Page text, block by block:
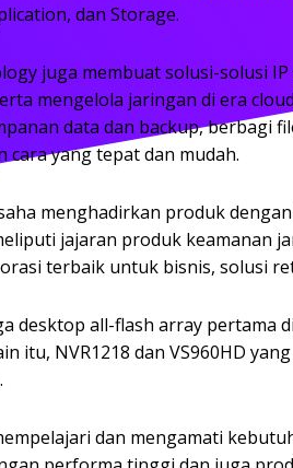
dan Storage.
juga membuat solusi-solusi
mengelola jaringan di era
data dan backup, berbagi
yang tepat dan mudah.
menghadirkan produk
jajaran produk keamanan
terbaik untuk bisnis, solusi
desktop all-flash array pertama
itu, NVR1218 dan VS960HD
dan mengamati